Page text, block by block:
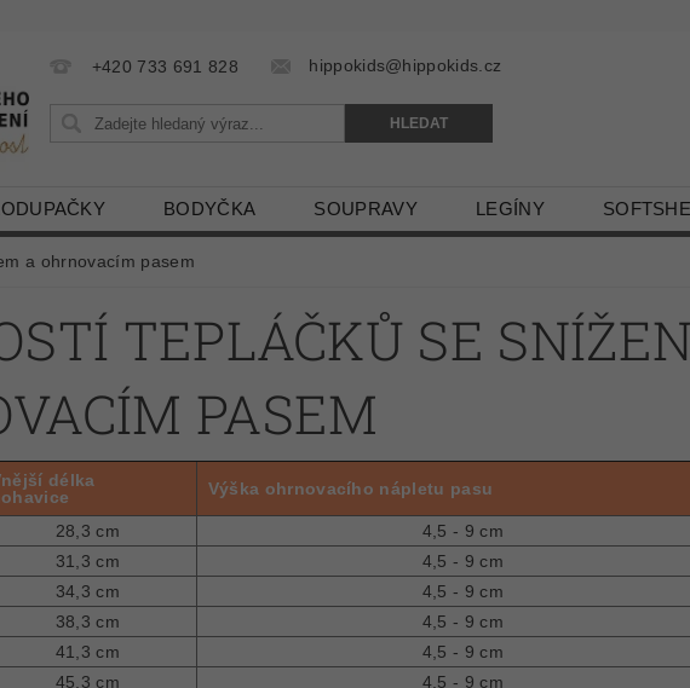
+420 733 691 828 hippokids@hippokids.cz
BODYČKA SOUPRAVY LEGÍNY
a ohrnovacím pasem
TEPLÁČKŮ SE
PASEM
délka
Výška ohrnovacího nápletu pasu
28,3 cm 4,5 - 9 cm
31,3 cm 4,5 - 9 cm
34,3 cm 4,5 - 9 cm
38,3 cm 4,5 - 9 cm
41,3 cm 4,5 - 9 cm
45,3 cm 4,5 - 9 cm